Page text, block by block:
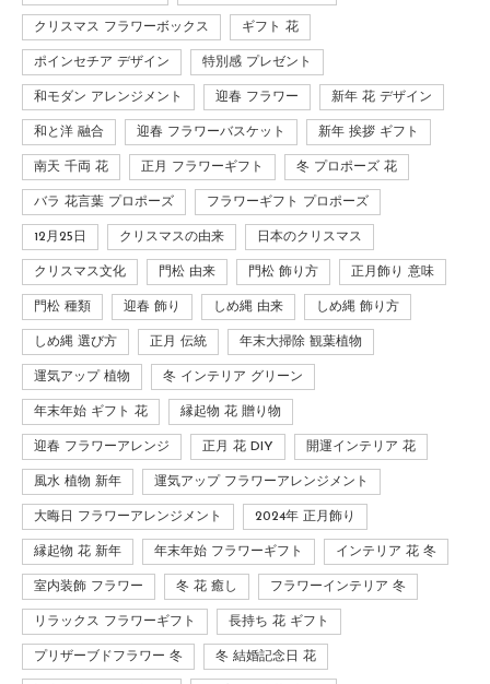
クリスマス フラワーボックス ギフト 花
ポインセチア デザイン 特別感 プレゼント
和モダン アレンジメント 迎春 フラワー 新年 花 デザイン
和と洋 融合 迎春 フラワーバスケット 新年 挨拶 ギフト
南天 千両 花 正月 フラワーギフト 冬 プロポーズ 花
バラ 花言葉 プロポーズ フラワーギフト プロポーズ
12月25日 クリスマスの由来 日本のクリスマス
クリスマス文化 門松 由来 門松 飾り方 正月飾り 意味
門松 種類 迎春 飾り しめ縄 由来 しめ縄 飾り方
しめ縄 選び方 正月 伝統 年末大掃除 観葉植物
運気アップ 植物 冬 インテリア グリーン
年末年始 ギフト 花 縁起物 花 贈り物
迎春 フラワーアレンジ 正月 花 DIY 開運インテリア 花
風水 植物 新年 運気アップ フラワーアレンジメント
大晦日 フラワーアレンジメント 2024年 正月飾り
縁起物 花 新年 年末年始 フラワーギフト インテリア 花 冬
室内装飾 フラワー 冬 花 癒し フラワーインテリア 冬
リラックス フラワーギフト 長持ち 花 ギフト
プリザーブドフラワー 冬 冬 結婚記念日 花